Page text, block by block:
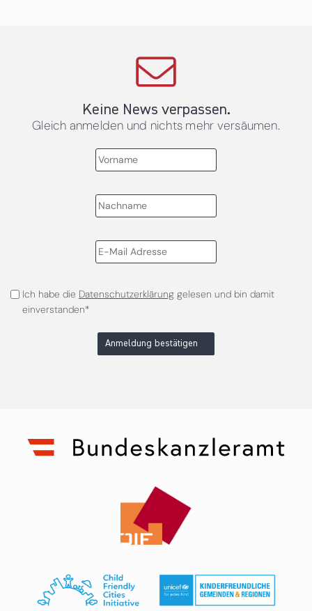
Keine News verpassen.
Gleich anmelden und nichts mehr versäumen.
Ich habe die Datenschutzerklärunggelesen und bin damit
einverstanden*
Anmeldung bestätigen